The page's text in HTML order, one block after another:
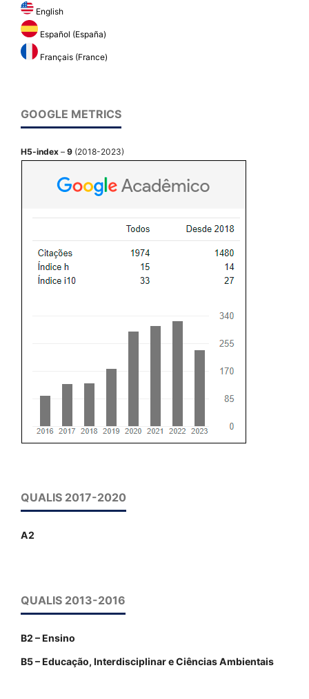
English
Español (España)
Français (France)
GOOGLE METRICS
H5-index – 9 (2018-2023)
QUALIS 2017-2020
A2
QUALIS 2013-2016
B2 – Ensino
B5 – Educação, Interdisciplinar e Ciências Ambientais